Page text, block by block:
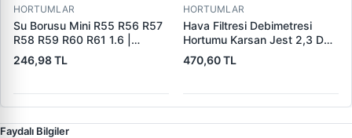
HORTUMLAR
Su Borusu Mini R55 R56 R57
R58 R59 R60 R61 1.6 |
WINTECH 0400408 | OEM
11537589713 11537541845
246,98 TL
HORTUMLAR
Hava Filtresi Debimetresi
Hortumu Karsan Jest 2,3 D
Euro 5 | IBRAS 17750 | OEM
1015049AA
470,60 TL
Faydalı Bilgiler